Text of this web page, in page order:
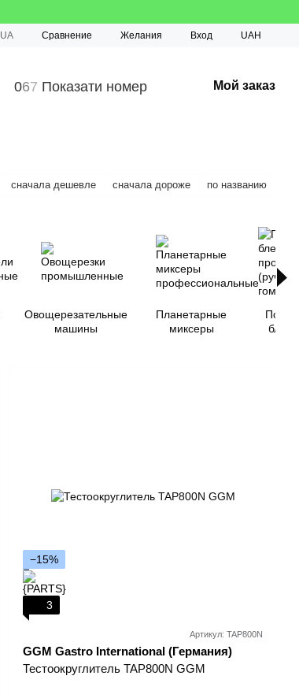
UA Сравнение Желания Вход UAH
067 Показати номер Мой заказ
сначала дешевле сначала дороже по названию
Овощерезательные
машины
Планетарные
миксеры
−15%
3
Артикул: TAP800N
GGM Gastro International (Германия)
Тестоокруглитель TAP800N GGM